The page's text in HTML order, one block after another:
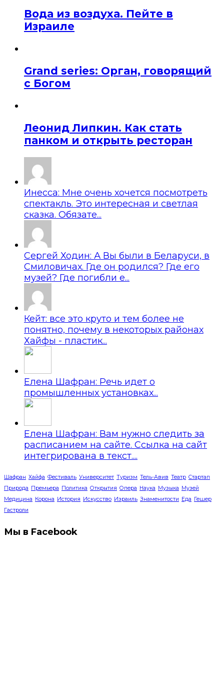
Вода из воздуха. Пейте в
Израиле
Grand series: Орган, говорящий
с Богом
Леонид Липкин. Как стать
панком и открыть ресторан
Инесса: Мне очень хочется посмотреть
спектакль. Это интересная и светлая
сказка. Обязате...
Сергей Ходин: А Вы были в Беларуси, в
Смиловичах. Где он родился? Где его
музей? Где погибли е...
Кейт: все это круто и тем более не
понятно, почему в некоторых районах
Хайфы - пластик...
Елена Шафран: Речь идет о
промышленных установках...
Елена Шафран: Вам нужно следить за
расписанием на сайте. Ссылка на сайт
интегрирована в текст....
Шафран Хайфа Фестиваль Университет Туризм Тель-Авив Театр Стартап
Природа Премьера Политика Открытия Опера Наука Музыка Музей
Медицина Корона История Искусство Израиль Знаменитости Еда Гешер
Гастроли
Мы в Facebook